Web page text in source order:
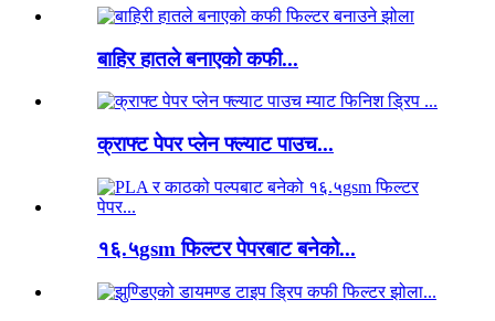
बाहिर हातले बनाएको कफी...
क्राफ्ट पेपर प्लेन फ्ल्याट पाउच...
१६.५gsm फिल्टर पेपरबाट बनेको...